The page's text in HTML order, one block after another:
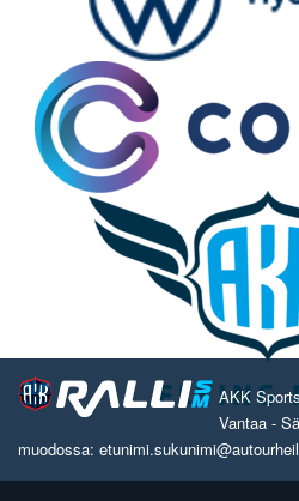
AKK
Vantaa -
muodossa: